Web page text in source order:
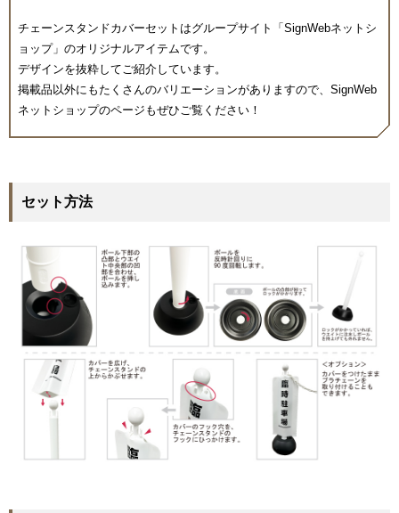
チェーンスタンドカバーセットはグループサイト「SignWebネットシ
ョップ」のオリジナルアイテムです。
デザインを抜粋してご紹介しています。
掲載品以外にもたくさんのバリエーションがありますので、SignWeb
ネットショップのページもぜひご覧ください！
セット方法